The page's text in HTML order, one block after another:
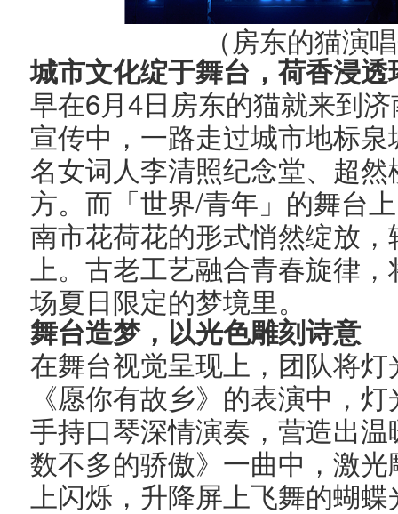
（房东的猫演
城市文化绽于舞台，荷香浸透
早在6月 4 日房东的猫就来到
宣传中，一路走过城市地标
名女词人李清照纪念堂、超
方。而「世界/青年」的舞台
南市花荷花的形式悄然绽放
上。古老工艺融合青春旋律
场夏日限定的梦境里。
舞台造梦，以光色雕刻诗意
在舞台视觉呈现上，团队将
《愿你有故乡》的表演中，
手持口琴深情演奏，营造出
数不多的骄傲》一曲中，激
上闪烁，升降屏上飞舞的蝴